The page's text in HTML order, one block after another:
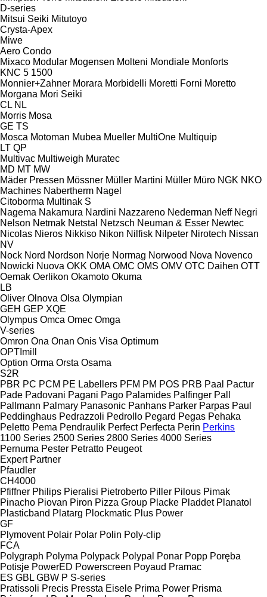
D-series
Mitsui Seiki Mitutoyo
Crysta-Apex
Miwe
Aero Condo
Mixaco Modular Mogensen Molteni Mondiale Monforts
KNC 5 1500
Monnier+Zahner Morara Morbidelli Moretti Forni Moretto
Morgana Mori Seiki
CL NL
Morris Mosa
GE TS
Mosca Motoman Mubea Mueller MultiOne Multiquip
LT QP
Multivac Multiweigh Muratec
MD MT MW
Mäder Pressen Mössner Müller Martini Müller Müro NGK NKO
Machines Nabertherm Nagel
Citoborma Multinak S
Nagema Nakamura Nardini Nazzareno Nederman Neff Negri
Nelson Netmak Netstal Netzsch Neuman & Esser Newtec
Nicolas Nieros Nikkiso Nikon Nilfisk Nilpeter Nirotech Nissan
NV
Nock Nord Nordson Norje Normag Norwood Nova Novenco
Nowicki Nuova OKK OMA OMC OMS OMV OTC Daihen OTT
Oemak Oerlikon Okamoto Okuma
LB
Oliver Olnova Olsa Olympian
GEH GEP XQE
Olympus Omca Omec Omga
V-series
Omron Ona Onan Onis Visa Optimum
OPTImill
Option Orma Orsta Osama
S2R
PBR PC PCM PE Labellers PFM PM POS PRB Paal
Pactur
Pade Padovani Pagani Pago Palamides Palfinger Pall
Pallmann Palmary Panasonic Panhans Parker Parpas Paul
Peddinghaus Pedrazzoli Pedrollo Pegard Pegas Pehaka
Peletto Pema Pendraulik Perfect Perfecta Perin Perkins
1100 Series 2500 Series 2800 Series 4000 Series
Pernuma Pester Petratto Peugeot
Expert Partner
Pfaudler
CH4000
Pfiffner Philips Pieralisi Pietroberto Piller Pilous Pimak
Pinacho Piovan Piron Pizza Group Placke Pladdet Planatol
Plasticband Platarg Plockmatic Plus Power
GF
Plymovent Polair Polar Polin Poly-clip
FCA
Polygraph Polyma Polypack Polypal Ponar Popp Poręba
Potisje PowerED Powerscreen Poyaud Pramac
ES GBL GBW P S-series
Pratissoli Precis Pressta Eisele Prima Power Prisma